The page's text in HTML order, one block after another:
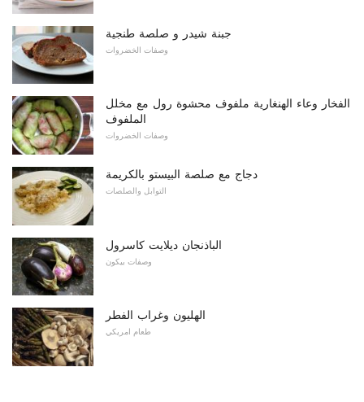
جبنة شيدر و صلصة طنجية
وصفات الخضروات
الفخار وعاء الهنغارية ملفوف محشوة رول مع مخلل
الملفوف
وصفات الخضروات
دجاج مع صلصة البيستو بالكريمة
التوابل والصلصات
الباذنجان ديلايت كاسرول
وصفات بيكون
الهليون وغراب الفطر
طعام امريكي